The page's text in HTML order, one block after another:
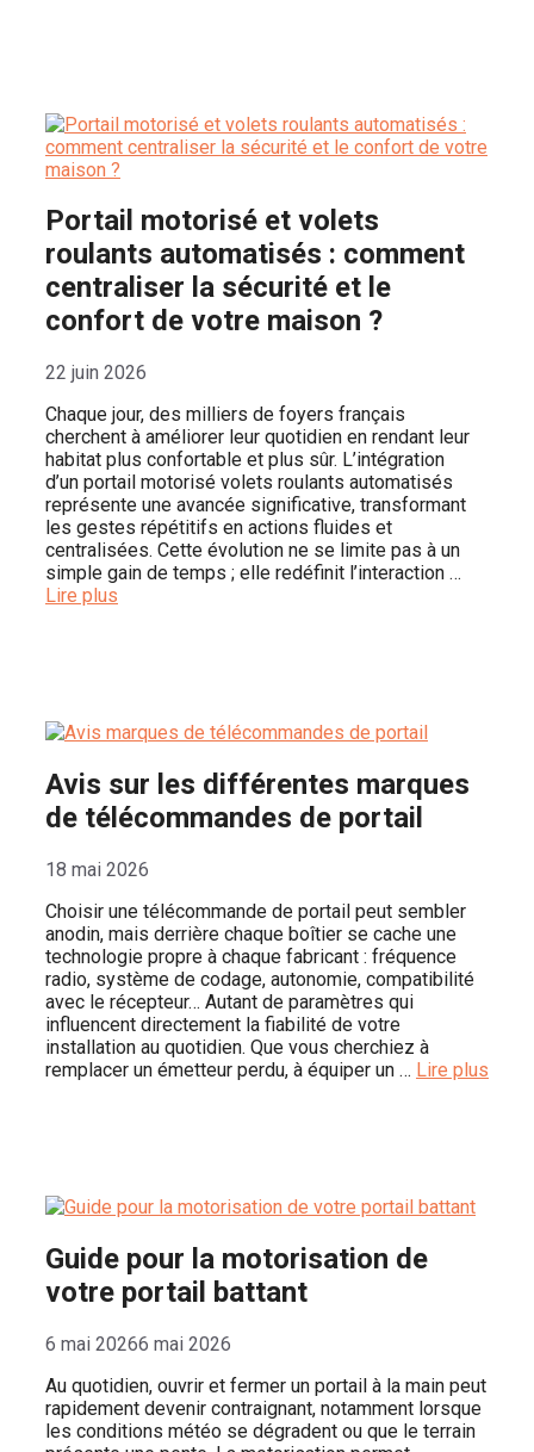
Portail motorisé et volets
roulants automatisés : comment
centraliser la sécurité et le
confort de votre maison ?
22 juin 2026
Chaque jour, des milliers de foyers français
cherchent à améliorer leur quotidien en rendant leur
habitat plus confortable et plus sûr. L’intégration
d’un portail motorisé volets roulants automatisés
représente une avancée significative, transformant
les gestes répétitifs en actions fluides et
centralisées. Cette évolution ne se limite pas à un
simple gain de temps ; elle redéfinit l’interaction …
Lire plus
Avis sur les différentes marques
de télécommandes de portail
18 mai 2026
Choisir une télécommande de portail peut sembler
anodin, mais derrière chaque boîtier se cache une
technologie propre à chaque fabricant : fréquence
radio, système de codage, autonomie, compatibilité
avec le récepteur… Autant de paramètres qui
influencent directement la fiabilité de votre
installation au quotidien. Que vous cherchiez à
remplacer un émetteur perdu, à équiper un … Lire plus
Guide pour la motorisation de
votre portail battant
6 mai 20266 mai 2026
Au quotidien, ouvrir et fermer un portail à la main peut
rapidement devenir contraignant, notamment lorsque
les conditions météo se dégradent ou que le terrain